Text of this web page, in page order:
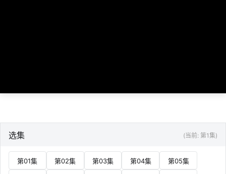
选集 (当前: 第1集)
第01集 第02集 第03集 第04集 第05集